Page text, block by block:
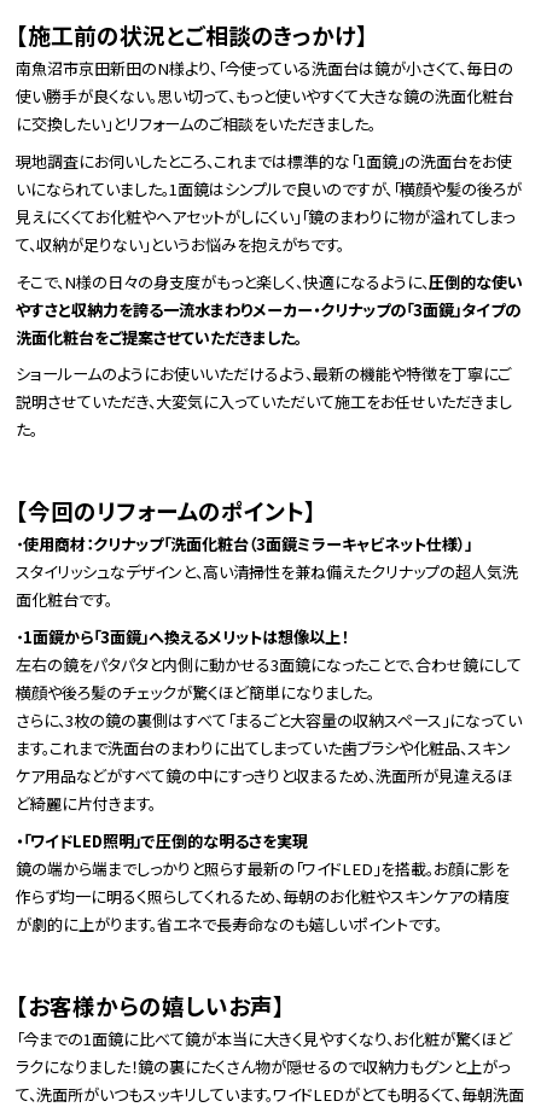
【施工前の状況とご相談のきっかけ】
南魚沼市京田新田のN様より、「今使っている洗面台は鏡が小さくて、毎日の
使い勝手が良くない。思い切って、もっと使いやすくて大きな鏡の洗面化粧台
に交換したい」とリフォームのご相談をいただきました。
現地調査にお伺いしたところ、これまでは標準的な「1面鏡」の洗面台をお使
いになられていました。1面鏡はシンプルで良いのですが、「横顔や髪の後ろが
見えにくくてお化粧やヘアセットがしにくい」「鏡のまわりに物が溢れてしまっ
て、収納が足りない」というお悩みを抱えがちです。
そこで、N様の日々の身支度がもっと楽しく、快適になるように、圧倒的な使い
やすさと収納力を誇る一流水まわりメーカー・クリナップの「3面鏡」タイプの
洗面化粧台をご提案させていただきました。
ショールームのようにお使いいただけるよう、最新の機能や特徴を丁寧にご
説明させていただき、大変気に入っていただいて施工をお任せいただきまし
た。
【今回のリフォームのポイント】
・使用商材：クリナップ「洗面化粧台（3面鏡ミラーキャビネット仕様）」
スタイリッシュなデザインと、高い清掃性を兼ね備えたクリナップの超人気洗
面化粧台です。
・1面鏡から「3面鏡」へ換えるメリットは想像以上！
左右の鏡をパタパタと内側に動かせる3面鏡になったことで、合わせ鏡にして
横顔や後ろ髪のチェックが驚くほど簡単になりました。
さらに、3枚の鏡の裏側はすべて「まるごと大容量の収納スペース」になってい
ます。これまで洗面台のまわりに出てしまっていた歯ブラシや化粧品、スキン
ケア用品などがすべて鏡の中にすっきりと収まるため、洗面所が見違えるほ
ど綺麗に片付きます。
・「ワイドLED照明」で圧倒的な明るさを実現
鏡の端から端までしっかりと照らす最新の「ワイドLED」を搭載。お顔に影を
作らず均一に明るく照らしてくれるため、毎朝のお化粧やスキンケアの精度
が劇的に上がります。省エネで長寿命なのも嬉しいポイントです。
【お客様からの嬉しいお声】
「今までの1面鏡に比べて鏡が本当に大きく見やすくなり、お化粧が驚くほど
ラクになりました！鏡の裏にたくさん物が隠せるので収納力もグンと上がっ
て、洗面所がいつもスッキリしています。ワイドLEDがとても明るくて、毎朝洗面